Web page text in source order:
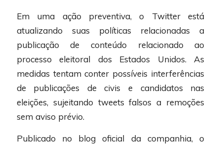
Em uma ação preventiva, o Twitter está
atualizando suas políticas relacionadas a
publicação de conteúdo relacionado ao
processo eleitoral dos Estados Unidos. As
medidas tentam conter possíveis interferências
de publicações de civis e candidatos nas
eleições, sujeitando tweets falsos a remoções
sem aviso prévio.
Publicado no blog oficial da companhia, o